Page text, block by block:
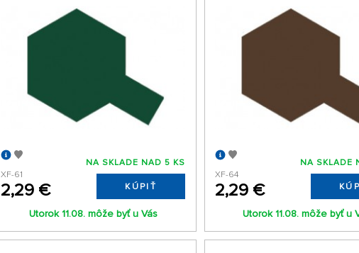
XF-61
2,29 €
NA SKLADE NAD 5 KS
KÚPIŤ
Utorok 11.08. môže byť u Vás
XF-64
2,29 €
NA SKLADE
Utorok 11.08. môže byť u